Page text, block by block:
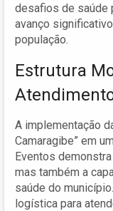
desafios de saúde
avanço
população.
Estrutura
A implementação
Camaragibe” em
Eventos
mas também a
saúde do
logística para